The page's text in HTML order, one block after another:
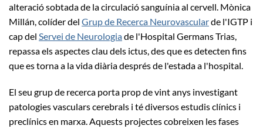
alteració sobtada de la circulació sanguínia al cervell. Mònica
Millán, colíder del Grup de Recerca Neurovascularde l'IGTP i
cap del Servei de Neurologiade l'Hospital Germans Trias,
repassa els aspectes clau dels ictus, des que es detecten fins
que es torna a la vida diària després de l'estada a l'hospital.
El seu grup de recerca porta prop de vint anys investigant
patologies vasculars cerebrals i té diversos estudis clínics i
preclínics en marxa. Aquests projectes cobreixen les fases